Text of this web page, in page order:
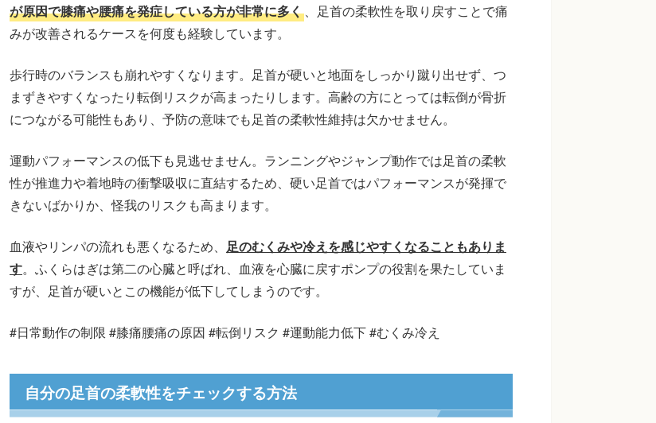
が原因で膝痛や腰痛を発症している方が非常に多く、足首の柔軟性を取り戻すことで痛
みが改善されるケースを何度も経験しています。
歩行時のバランスも崩れやすくなります。足首が硬いと地面をしっかり蹴り出せず、つ
まずきやすくなったり転倒リスクが高まったりします。高齢の方にとっては転倒が骨折
につながる可能性もあり、予防の意味でも足首の柔軟性維持は欠かせません。
運動パフォーマンスの低下も見逃せません。ランニングやジャンプ動作では足首の柔軟
性が推進力や着地時の衝撃吸収に直結するため、硬い足首ではパフォーマンスが発揮で
きないばかりか、怪我のリスクも高まります。
血液やリンパの流れも悪くなるため、 足のむくみや冷えを感じやすくなることもありま
す。ふくらはぎは第二の心臓と呼ばれ、血液を心臓に戻すポンプの役割を果たしていま
すが、足首が硬いとこの機能が低下してしまうのです。
#日常動作の制限 #膝痛腰痛の原因 #転倒リスク #運動能力低下 #むくみ冷え
自分の足首の柔軟性をチェックする方法